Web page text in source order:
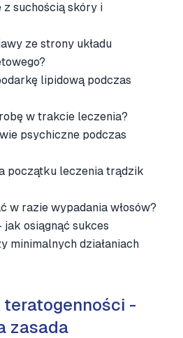
suchością skóry i
ze strony układu
lipidową podczas
w trakcie leczenia?
psychiczne podczas
początku leczenia trądzik
w razie wypadania włosów?
jak osiągnąć sukces
minimalnych działaniach
teratogenności -
zasada